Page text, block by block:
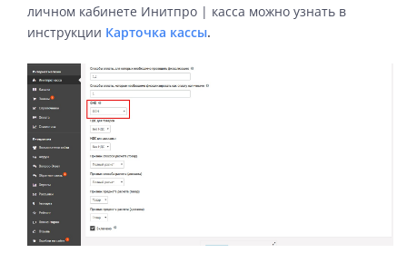
личном кабинете Инитпро | касса можно узнать в
инструкции Карточка кассы.